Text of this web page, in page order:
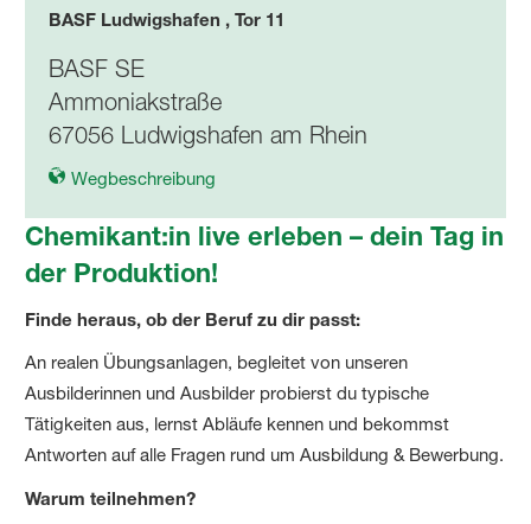
BASF Ludwigshafen , Tor 11
BASF SE
Ammoniakstraße
67056 Ludwigshafen am Rhein
Wegbeschreibung
Chemikant:in live erleben – dein Tag in
der Produktion!
Finde heraus, ob der Beruf zu dir passt:
An realen Übungsanlagen, begleitet von unseren
Ausbilderinnen und Ausbilder probierst du typische
Tätigkeiten aus, lernst Abläufe kennen und bekommst
Antworten auf alle Fragen rund um Ausbildung & Bewerbung.
Warum teilnehmen?